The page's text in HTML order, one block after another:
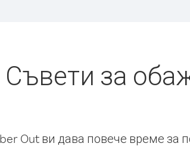
Съвети за
Out ви дава повече време за